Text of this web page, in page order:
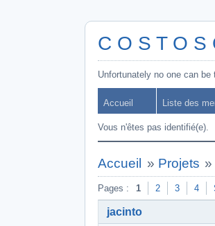
C O S T O S
Unfortunately no one can
Accueil Liste des
Vous n'êtes pas identifié(e).
Accueil » Projets
Pages : 1 2 3 4
jacinto